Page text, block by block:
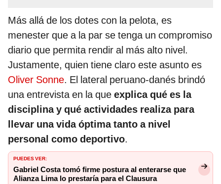
Más allá de los dotes con la pelota, es
menester que a la par se tenga un compromiso
diario que permita rendir al más alto nivel.
Justamente, quien tiene claro este asunto es
Oliver Sonne. El lateral peruano-danés brindó
una entrevista en la que explica qué es la
disciplina y qué actividades realiza para
llevar una vida óptima tanto a nivel
personal como deportivo.
PUEDES VER:
Gabriel Costa tomó firme postura al enterarse que
Alianza Lima lo prestaría para el Clausura